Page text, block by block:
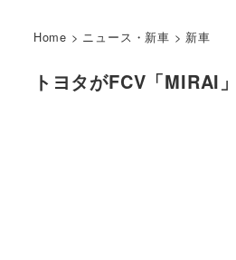
Home > ニュース・新車 > 新車
トヨタがFCV「MIRAI